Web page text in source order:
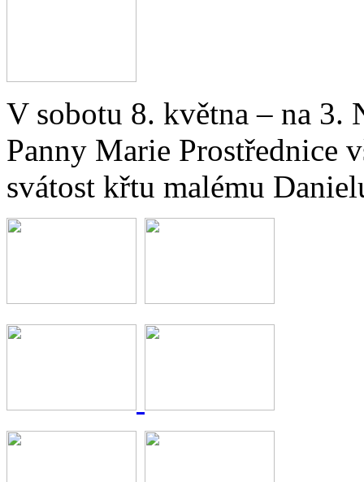
V sobotu 8. května – na 3.
Panny Marie Prostřednice
svátost křtu malému